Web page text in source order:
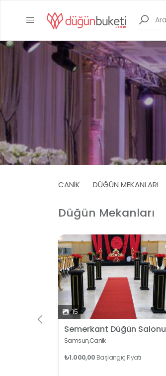
CANIK DÜĞÜN MEKANLARI
Düğün Mekanları
15
Semerkant Düğün Salonu
Samsun,Canik
₺1.000,00 Başlangıç Fiyatı